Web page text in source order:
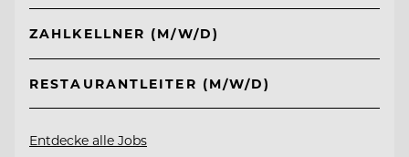
ZAHLKELLNER (M/W/D)
RESTAURANTLEITER (M/W/D)
Entdecke alle Jobs